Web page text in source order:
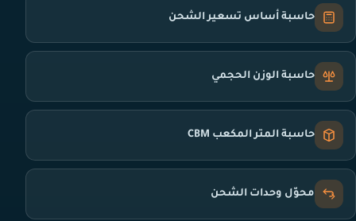
حاسبة أساس تسعير الشحن
حاسبة الوزن الحجمي
حاسبة المتر المكعب CBM
محوّل وحدات الشحن